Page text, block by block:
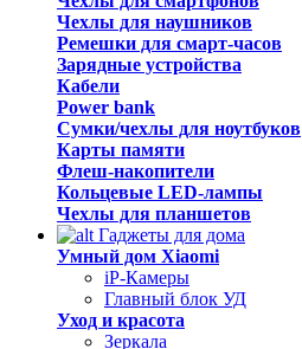
Чехлы для наушников
Ремешки для смарт-часов
Зарядные устройства
Кабели
Power bank
Сумки/чехлы для ноутбуков
Карты памяти
Флеш-накопители
Кольцевые LED-лампы
Чехлы для планшетов
Гаджеты для дома
Умный дом Xiaomi
iP-Камеры
Главный блок УД
Уход и красота
Зеркала